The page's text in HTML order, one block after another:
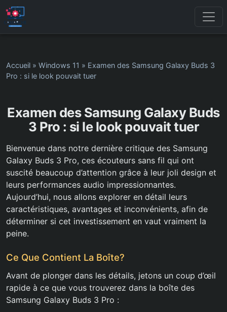
Accueil » Windows 11 » Examen des Samsung Galaxy Buds 3
Pro : si le look pouvait tuer
Examen des Samsung Galaxy Buds
3 Pro : si le look pouvait tuer
Bienvenue dans notre dernière critique des Samsung
Galaxy Buds 3 Pro, ces écouteurs sans fil qui ont
suscité beaucoup d’attention grâce à leur joli design et
leurs performances audio impressionnantes.
Aujourd’hui, nous allons explorer en détail leurs
caractéristiques, avantages et inconvénients, afin de
déterminer si cet investissement en vaut vraiment la
peine.
Ce Que Contient La Boîte?
Avant de plonger dans les détails, jetons un coup d’œil
rapide à ce que vous trouverez dans la boîte des
Samsung Galaxy Buds 3 Pro :